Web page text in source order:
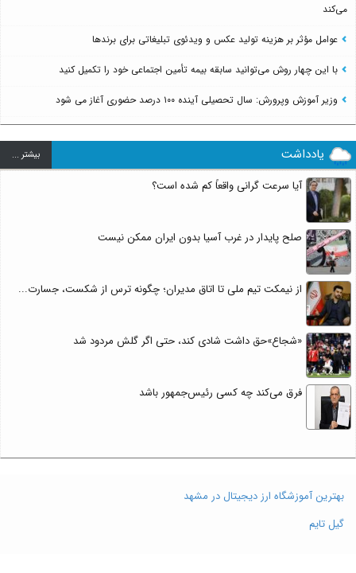
می‌کند
عوامل مؤثر بر هزینه تولید عکس و ویدئوی تبلیغاتی برای برندها
با این چهار روش می‌توانید سابقه بیمه تأمین اجتماعی خود را تکمیل کنید
وزیر آموزش وپرورش: سال تحصیلی آینده ۱۰۰ درصد حضوری آغاز می شود
یادداشت بيشتر ...
آیا سرعت گرانی واقعاً کم شده است؟
صلح پایدار در غرب آسیا بدون ایران ممکن نیست
از نیمکت تیم ملی تا اتاق مدیران؛ چگونه ترس از شکست، جسارت...
«شجاع»حق داشت شادی کند، حتی اگر گلش مردود شد
فرق می‌کند چه کسی رئیس‌جمهور باشد
بهترین آموزشگاه ارز دیجیتال در مشهد
گیل تایم